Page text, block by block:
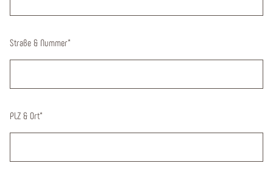
Straße & Nummer*
PLZ & Ort*